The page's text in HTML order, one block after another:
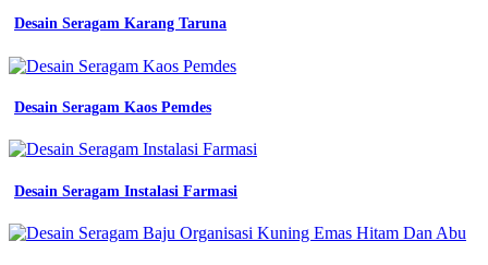
cotton
3m
benhur
wearpack
safety
biru
dongker
katelpak
Desain Seragam Karang Taruna
Desain Seragam Kaos Pemdes
Desain Seragam Instalasi Farmasi